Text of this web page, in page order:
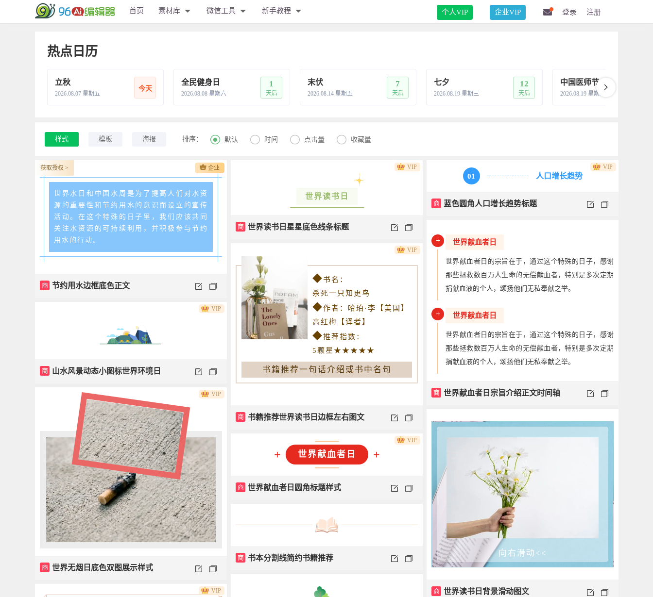
首页 素材库 微信工具 新手教程 个人VIP 企业VIP 登录 注册
热点日历
立秋
2026.08.07 星期五
今天
全民健身日
2026.08.08 星期六
1
天后
末伏
2026.08.14 星期五
7
天后
七夕
2026.08.19 星期三
12
天后
中国医师节
2026.08.19 星期三
样式 模板 海报 排序：  默认  时间  点击量  收藏量
世界水日和中国水周是为了提高人们对水资
源的重要性和节约用水的意识而设立的宣传
活动。在这个特殊的日子里，我们应该共同
关注水资源的可持续利用，并积极参与节约
用水的行动。
商 节约用水边框底色正文
获取授权 > 企业
世界读书日
商 世界读书日星星底色线条标题
VIP
01 人口增长趋势
商 蓝色圆角人口增长趋势标题
VIP
+ 世界献血者日
世界献血者日的宗旨在于，通过这个特殊的日子，感谢
那些拯救数百万人生命的无偿献血者，特别是多次定期
捐献血液的个人，颂扬他们无私奉献之举。
+ 世界献血者日
世界献血者日的宗旨在于，通过这个特殊的日子，感谢
那些拯救数百万人生命的无偿献血者，特别是多次定期
捐献血液的个人，颂扬他们无私奉献之举。
商 世界献血者日宗旨介绍正文时间轴
◆书名：
杀死一只知更鸟
◆作者：哈珀·李【美国】
高红梅【译者】
◆推荐指数：
5颗星★★★★★
书籍推荐一句话介绍或书中名句
商 书籍推荐世界读书日边框左右图文
VIP
商 山水风景动态小图标世界环境日
VIP
商 世界无烟日底色双图展示样式
VIP
向右滑动<<
商 世界读书日背景滑动图文
+ 世界献血者日 +
商 世界献血者日圆角标题样式
VIP
商 书本分割线简约书籍推荐
VIP